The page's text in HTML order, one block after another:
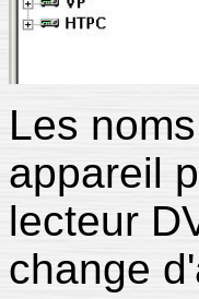
Les
appareil
lecteur
change